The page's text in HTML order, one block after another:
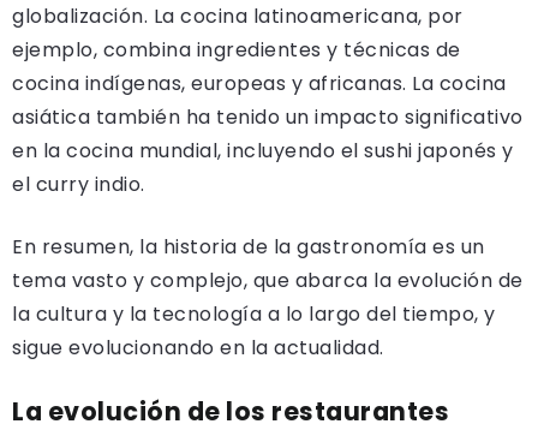
globalización. La cocina latinoamericana, por
ejemplo, combina ingredientes y técnicas de
cocina indígenas, europeas y africanas. La cocina
asiática también ha tenido un impacto significativo
en la cocina mundial, incluyendo el sushi japonés y
el curry indio.
En resumen, la historia de la gastronomía es un
tema vasto y complejo, que abarca la evolución de
la cultura y la tecnología a lo largo del tiempo, y
sigue evolucionando en la actualidad.
La evolución de los restaurantes